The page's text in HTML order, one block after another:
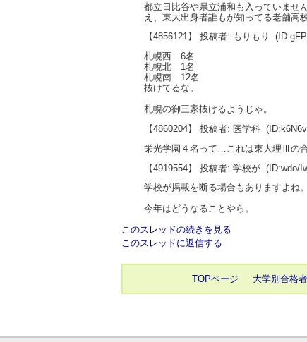
都立日比谷や県立浦和も入っていませ
え、東大出身者誰もが知ってる老舗高
【4856121】 投稿者: もりもり
札幌西 6名
札幌北 1名
札幌南 12名
抜けてるな。
札幌の御三家抜けるようじゃ。
【4860204】 投稿者: 医学科
栄光学園４名って…これは東大理Ⅲの合
【4919554】 投稿者: 学校が (ID:wdo/
学校が掲載を断る場合もありますよね。
今年はどうなることやら。
このスレッドの続きを見る
このスレッドに返信する
TOPページ 大学別合格